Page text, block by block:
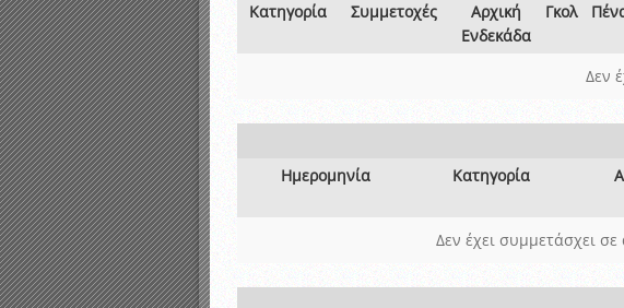
Κατηγορία
Συμμετοχές
Αρχική
Ενδεκάδα
Γκολ
Δεν
Ημερομηνία
Κατηγορία
Δεν έχει συμμετάσχει